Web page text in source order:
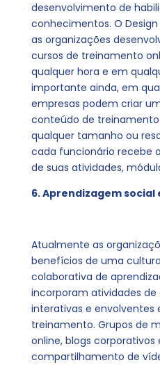
desenvolvimento de
conhecimentos. O
as organizações
cursos de treinamento
qualquer hora e em
importante ainda, em
empresas podem criar
conteúdo de
qualquer tamanho ou
cada funcionário recebe
de suas atividades,
6. Aprendizagem
Atualmente as
benefícios de uma
colaborativa de
incorporam atividades
interativas e envolventes
treinamento. Grupos de
online, blogs
compartilhamento de